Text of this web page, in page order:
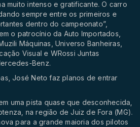
muito intenso e gratificante. O carro
sempre entre os primeiros e
dentro do campeonato”,
o patrocínio da Auto Importados,
Máquinas, Universo Banheiras,
Visual e WRossi Juntas
Benz.
José Neto faz planos de entrar
uma pista quase que desconhecida,
na região de Juiz de Fora (MG).
para a grande maioria dos pilotos